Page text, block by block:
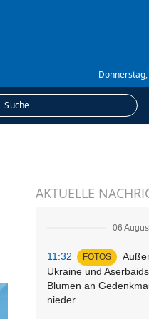
Abonnement
AKTUELLE
06
11:32 FOTOS
Ukraine und
Blumen an
nieder